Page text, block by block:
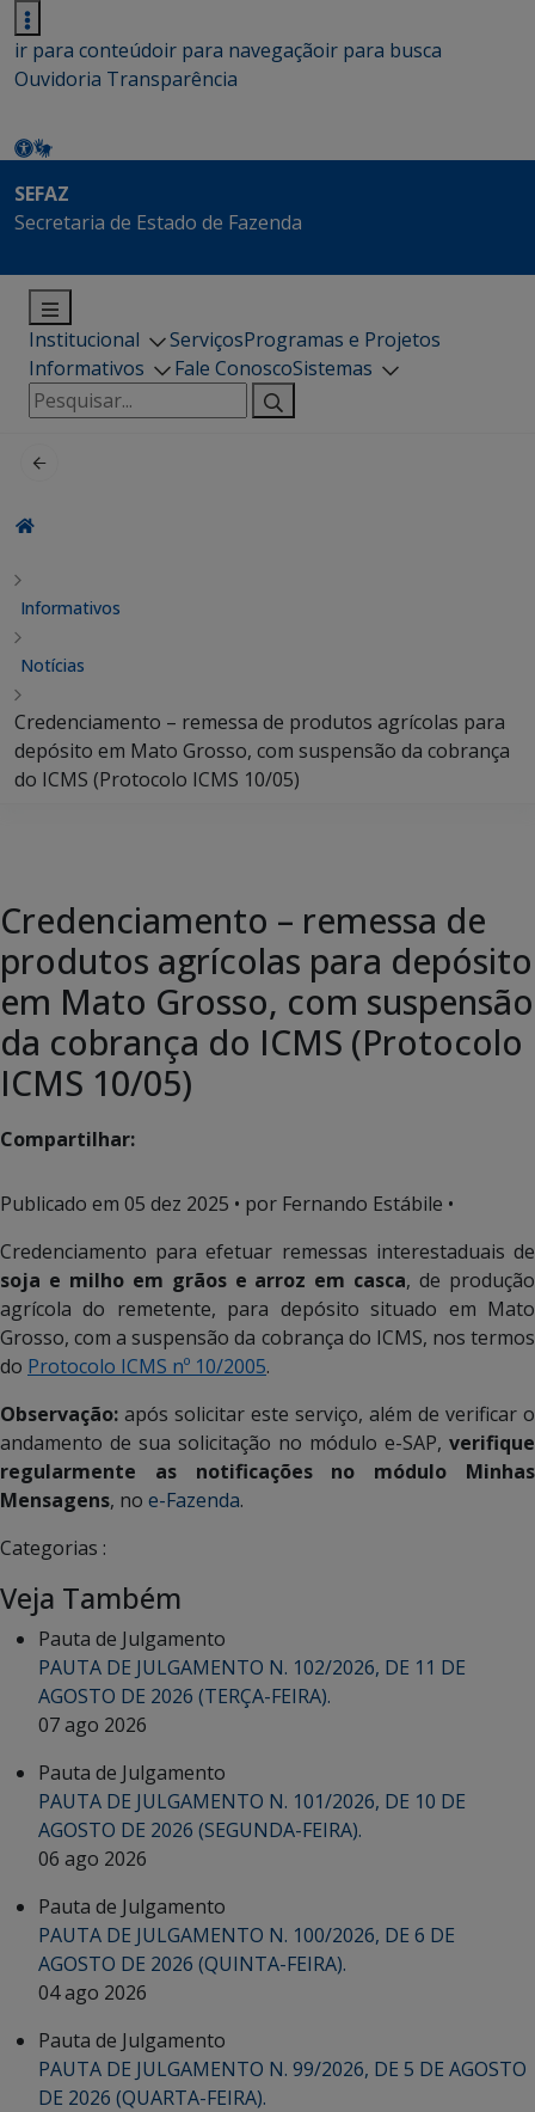
ir para conteúdoir para navegaçãoir para busca
Ouvidoria Transparência
SEFAZ
Secretaria de Estado de Fazenda
Institucional ServiçosProgramas e Projetos
Informativos
Fale ConoscoSistemas
Pesquisar
por:
Informativos
Notícias
Credenciamento – remessa de produtos agrícolas para
depósito em Mato Grosso, com suspensão da cobrança
do ICMS (Protocolo ICMS 10/05)
Credenciamento – remessa de
produtos agrícolas para depósito
em Mato Grosso, com suspensão
da cobrança do ICMS (Protocolo
ICMS 10/05)
Compartilhar:
Publicado em 05 dez 2025 • por Fernando Estábile •
Credenciamento para efetuar remessas interestaduais de
soja e milho em grãos e arroz em casca, de produção
agrícola do remetente, para depósito situado em Mato
Grosso, com a suspensão da cobrança do ICMS, nos termos
do Protocolo ICMS nº 10/2005.
Observação: após solicitar este serviço, além de verificar o
andamento de sua solicitação no módulo e-SAP, verifique
regularmente as notificações no módulo
Minhas
Mensagens, no e-Fazenda.
Categorias :
Veja Também
Pauta de Julgamento
PAUTA DE JULGAMENTO N. 102/2026, DE 11 DE
AGOSTO DE 2026 (TERÇA-FEIRA).
07 ago 2026
Pauta de Julgamento
PAUTA DE JULGAMENTO N. 101/2026, DE 10 DE
AGOSTO DE 2026 (SEGUNDA-FEIRA).
06 ago 2026
Pauta de Julgamento
PAUTA DE JULGAMENTO N. 100/2026, DE 6 DE
AGOSTO DE 2026 (QUINTA-FEIRA).
04 ago 2026
Pauta de Julgamento
PAUTA DE JULGAMENTO N. 99/2026, DE 5 DE AGOSTO
DE 2026 (QUARTA-FEIRA).